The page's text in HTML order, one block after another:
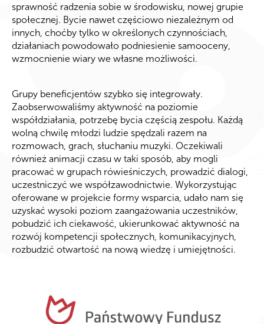
sprawność radzenia sobie w środowisku, nowej grupie
społecznej. Bycie nawet częściowo niezależnym od
innych, choćby tylko w określonych czynnościach,
działaniach powodowało podniesienie samooceny,
wzmocnienie wiary we własne możliwości.
Grupy beneficjentów szybko się integrowały.
Zaobserwowaliśmy aktywność na poziomie
współdziałania, potrzebę bycia częścią zespołu. Każdą
wolną chwilę młodzi ludzie spędzali razem na
rozmowach, grach, słuchaniu muzyki. Oczekiwali
również animacji czasu w taki sposób, aby mogli
pracować w grupach rówieśniczych, prowadzić dialogi,
uczestniczyć we współzawodnictwie. Wykorzystując
oferowane w projekcie formy wsparcia, udało nam się
uzyskać wysoki poziom zaangażowania uczestników,
pobudzić ich ciekawość, ukierunkować aktywność na
rozwój kompetencji społecznych, komunikacyjnych,
rozbudzić otwartość na nową wiedzę i umiejętności.